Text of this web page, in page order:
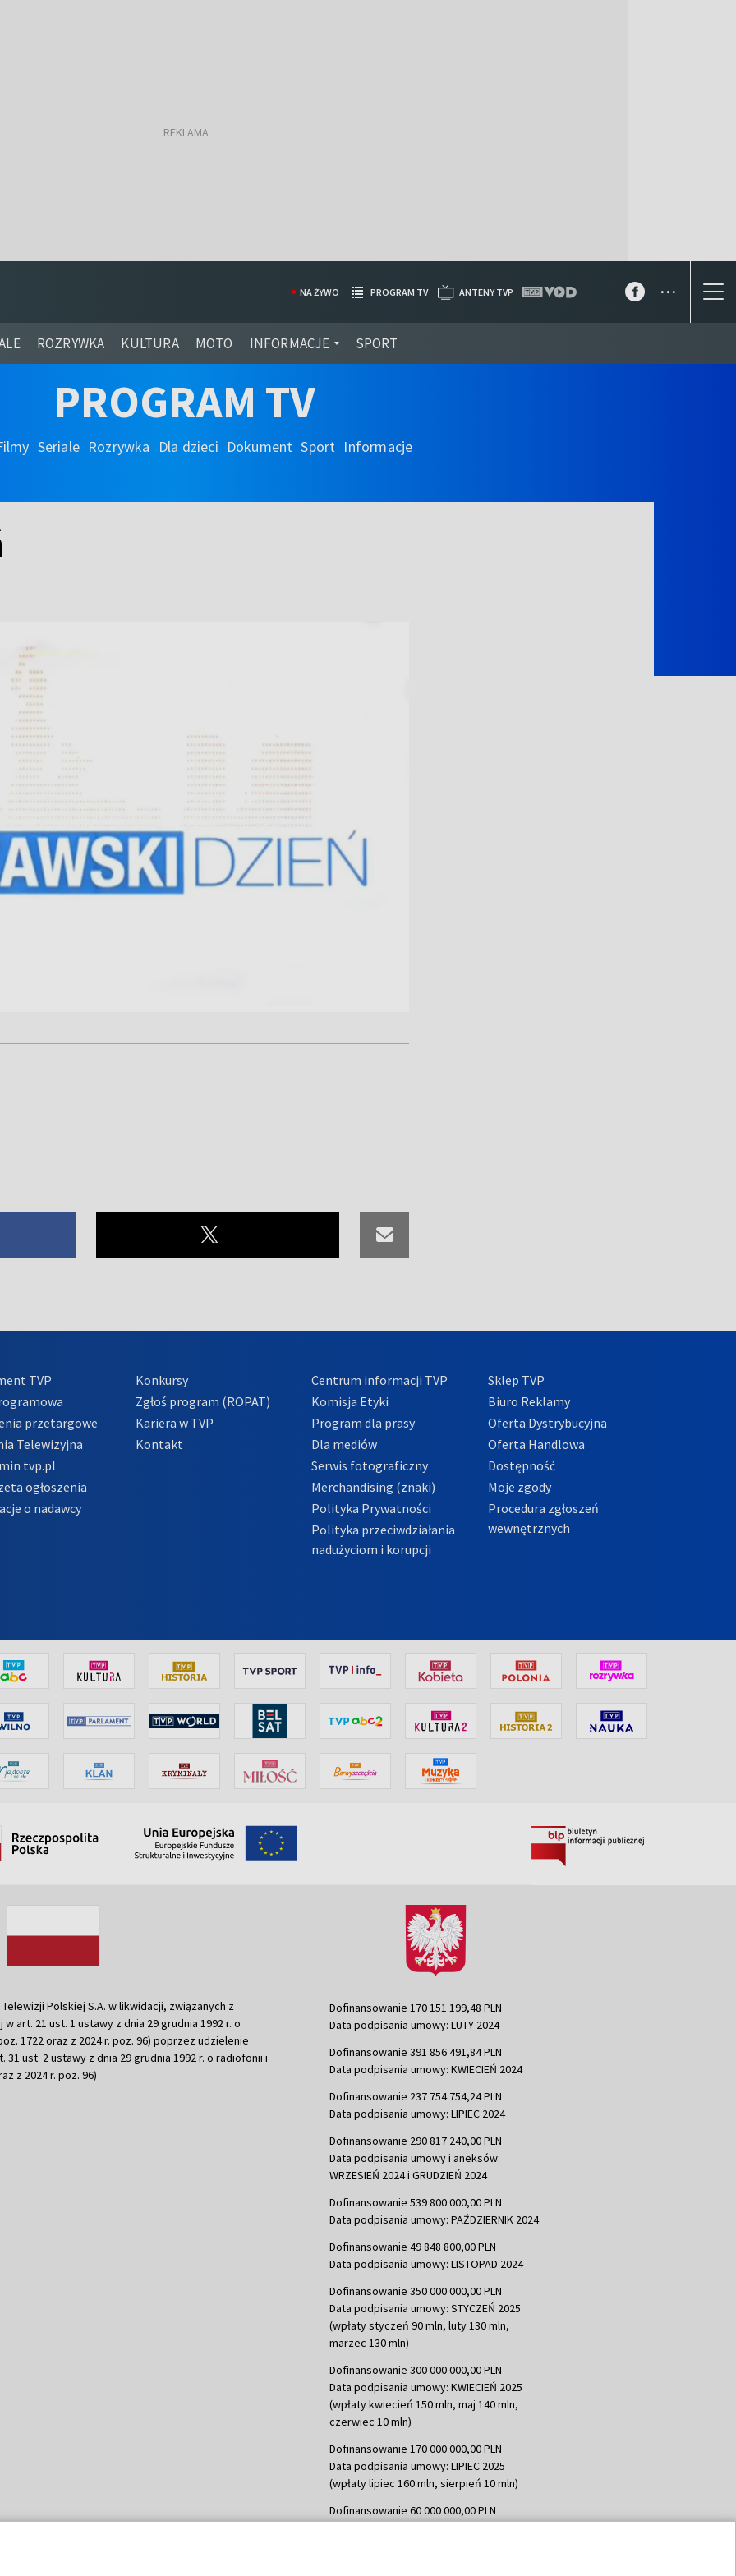
ROZRYWKA KULTURA MOTO INFORMACJE SPORT
NA ŻYWO PROGRAM TV ANTENY TVP ...
PROGRAM TV
Seriale Rozrywka Dla dzieci Dokument Sport Informacje
TVP
przetargowe
Telewizyjna
tvp.pl
ogłoszenia
o nadawcy
Konkursy
Zgłoś program (ROPAT)
Kariera w TVP
Kontakt
Centrum informacji TVP
Komisja Etyki
Program dla prasy
Dla mediów
Serwis fotograficzny
Merchandising (znaki)
Polityka Prywatności
Polityka przeciwdziałania
nadużyciom i korupcji
Sklep TVP
Biuro Reklamy
Oferta Dystrybucyjna
Oferta Handlowa
Dostępność
Moje zgody
Procedura zgłoszeń
wewnętrznych
Polskiej S.A. w likwidacji, związanych z
art. 21 ust. 1 ustawy z dnia 29 grudnia 1992 r. o
1722 oraz z 2024 r. poz. 96) poprzez udzielenie
ust. 2 ustawy z dnia 29 grudnia 1992 r. o radiofonii i
z 2024 r. poz. 96)
Dofinansowanie 170 151 199,48 PLN
Data podpisania umowy: LUTY 2024
Dofinansowanie 391 856 491,84 PLN
Data podpisania umowy: KWIECIEŃ 2024
Dofinansowanie 237 754 754,24 PLN
Data podpisania umowy: LIPIEC 2024
Dofinansowanie 290 817 240,00 PLN
Data podpisania umowy i aneksów:
WRZESIEŃ 2024 i GRUDZIEŃ 2024
Dofinansowanie 539 800 000,00 PLN
Data podpisania umowy: PAŹDZIERNIK 2024
Dofinansowanie 49 848 800,00 PLN
Data podpisania umowy: LISTOPAD 2024
Dofinansowanie 350 000 000,00 PLN
Data podpisania umowy: STYCZEŃ 2025
(wpłaty styczeń 90 mln, luty 130 mln,
marzec 130 mln)
Dofinansowanie 300 000 000,00 PLN
Data podpisania umowy: KWIECIEŃ 2025
(wpłaty kwiecień 150 mln, maj 140 mln,
czerwiec 10 mln)
Dofinansowanie 170 000 000,00 PLN
Data podpisania umowy: LIPIEC 2025
(wpłaty lipiec 160 mln, sierpień 10 mln)
Dofinansowanie 60 000 000,00 PLN